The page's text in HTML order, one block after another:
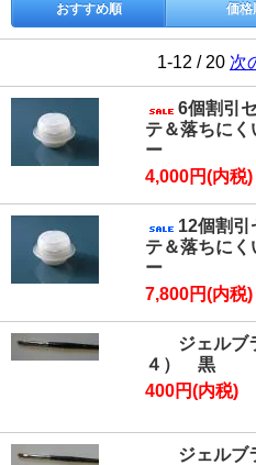
おすすめ順 価格
1-12 / 20 次
6個割引
テ＆落ちに
ー
4,000円(内税)
12個割
テ＆落ちに
ー
7,800円(内税)
ジェル
４） 黒
400円(内税)
ジェル